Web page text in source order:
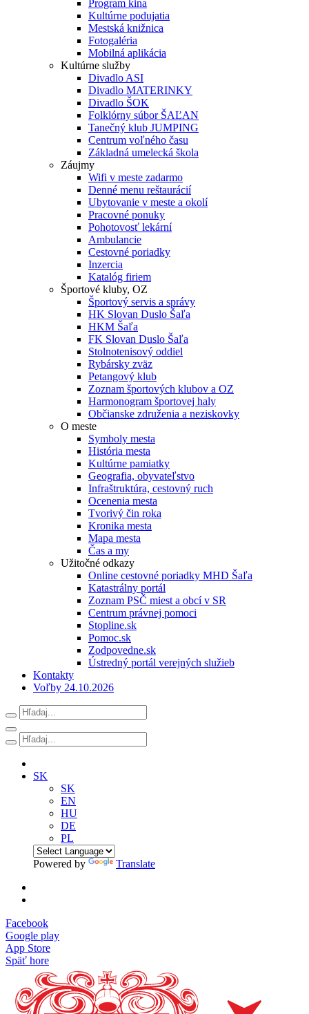
Program kina
Kultúrne podujatia
Mestská knižnica
Fotogaléria
Mobilná aplikácia
Kultúrne služby
Divadlo ASI
Divadlo MATERINKY
Divadlo ŠOK
Folklórny súbor ŠAĽAN
Tanečný klub JUMPING
Centrum voľného času
Základná umelecká škola
Záujmy
Wifi v meste zadarmo
Denné menu reštaurácií
Ubytovanie v meste a okolí
Pracovné ponuky
Pohotovosť lekární
Ambulancie
Cestovné poriadky
Inzercia
Katalóg firiem
Športové kluby, OZ
Športový servis a správy
HK Slovan Duslo Šaľa
HKM Šaľa
FK Slovan Duslo Šaľa
Stolnotenisový oddiel
Rybársky zväz
Petangový klub
Zoznam športových klubov a OZ
Harmonogram športovej haly
Občianske združenia a neziskovky
O meste
Symboly mesta
História mesta
Kultúrne pamiatky
Geografia, obyvateľstvo
Infraštruktúra, cestovný ruch
Ocenenia mesta
Tvorivý čin roka
Kronika mesta
Mapa mesta
Čas a my
Užitočné odkazy
Online cestovné poriadky MHD Šaľa
Katastrálny portál
Zoznam PSČ miest a obcí v SR
Centrum právnej pomoci
Stopline.sk
Pomoc.sk
Zodpovedne.sk
Ústredný portál verejných služieb
Kontakty
Voľby 24.10.2026
SK
SK
EN
HU
DE
PL
Powered by Translate
Facebook
Google play
App Store
Späť hore